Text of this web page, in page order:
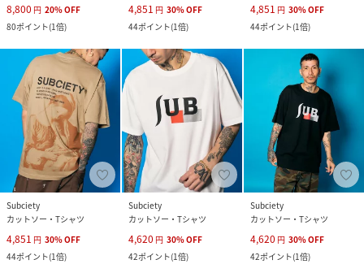
8,800 円 20%OFF
80ポイント(1倍)
4,851 円 30%OFF
44ポイント(1倍)
4,851 円 30%OFF
44ポイント(1倍)
Subciety
カットソー・Tシャツ
4,851 円 30%OFF
44ポイント(1倍)
Subciety
カットソー・Tシャツ
4,620 円 30%OFF
42ポイント(1倍)
Subciety
カットソー・Tシャツ
4,620 円 30%OFF
42ポイント(1倍)